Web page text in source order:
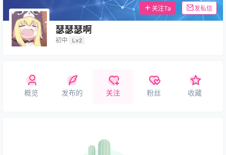
瑟瑟瑟啊
初中 Lv2
关注Ta 发私信
概览 发布的 关注 粉丝 收藏